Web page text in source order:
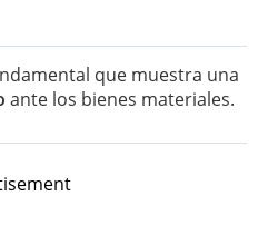
que muestra una
ante los bienes materiales.